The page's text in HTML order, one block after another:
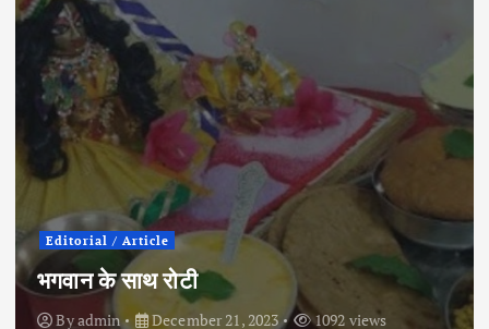
Editorial / Article
भगवान के साथ रोटी
Byadmin December 21, 2023 1092 views